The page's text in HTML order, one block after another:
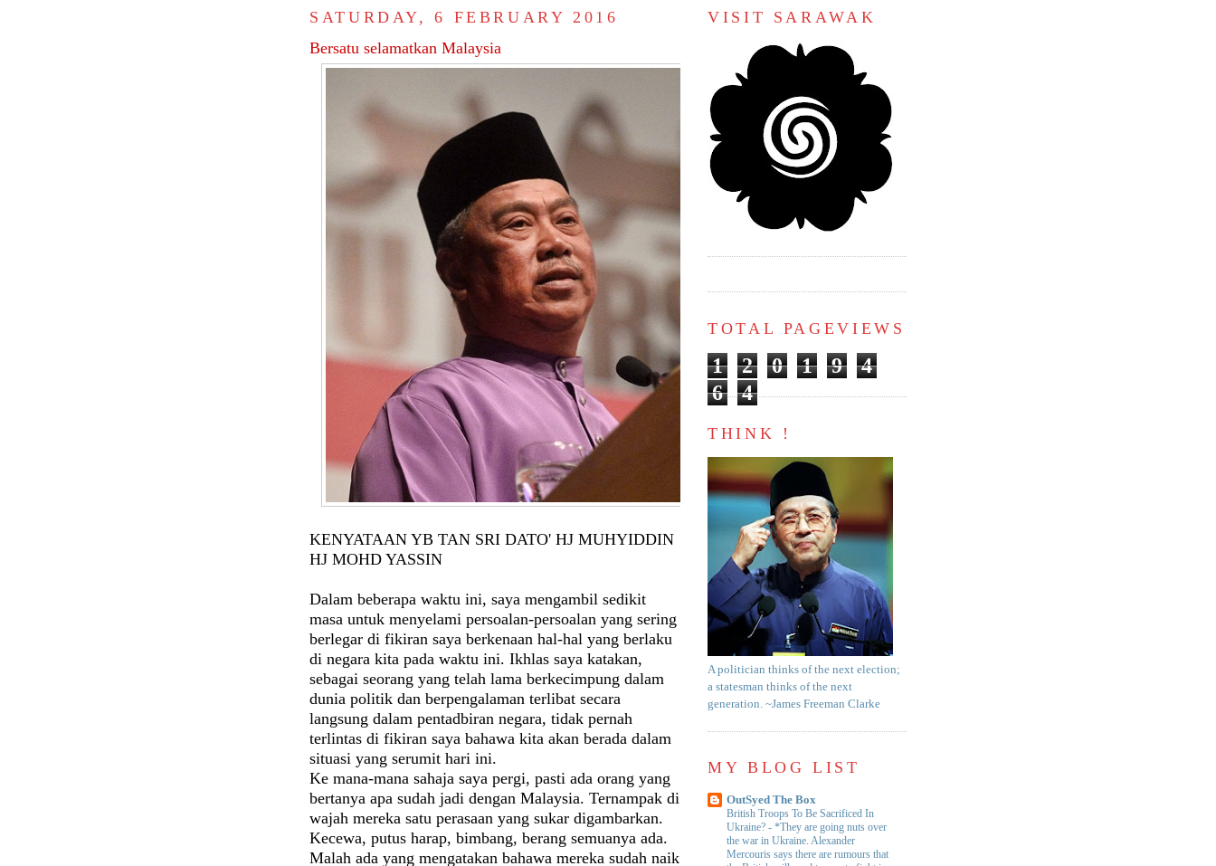
SATURDAY, 6 FEBRUARY 2016
Bersatu selamatkan Malaysia
KENYATAAN YB TAN SRI DATO' HJ MUHYIDDIN
HJ MOHD YASSIN
Dalam beberapa waktu ini, saya mengambil sedikit
masa untuk menyelami persoalan-persoalan yang sering
berlegar di fikiran saya berkenaan hal-hal yang berlaku
di negara kita pada waktu ini. Ikhlas saya katakan,
sebagai seorang yang telah lama berkecimpung dalam
dunia politik dan berpengalaman terlibat secara
langsung dalam pentadbiran negara, tidak pernah
terlintas di fikiran saya bahawa kita akan berada dalam
situasi yang serumit hari ini.
Ke mana-mana sahaja saya pergi, pasti ada orang yang
bertanya apa sudah jadi dengan Malaysia. Ternampak di
wajah mereka satu perasaan yang sukar digambarkan.
Kecewa, putus harap, bimbang, berang semuanya ada.
Malah ada yang mengatakan bahawa mereka sudah naik
VISIT SARAWAK
TOTAL PAGEVIEWS
1 2 0 1 9
4
6
4
THINK !
A politician thinks of the next election;
a statesman thinks of the next
generation. ~James Freeman Clarke
MY BLOG LIST
OutSyed The Box
British Troops To Be Sacrificed In
Ukraine? - *They are going nuts over
the war in Ukraine. Alexander
Mercouris says there are rumours that